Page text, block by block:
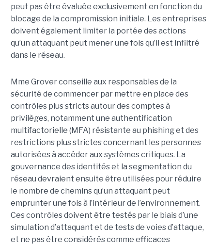
peut pas être évaluée exclusivement en fonction du
blocage de la compromission initiale. Les entreprises
doivent également limiter la portée des actions
qu’un attaquant peut mener une fois qu’il est infiltré
dans le réseau.
Mme Grover conseille aux responsables de la
sécurité de commencer par mettre en place des
contrôles plus stricts autour des comptes à
privilèges, notamment une authentification
multifactorielle (MFA) résistante au phishing et des
restrictions plus strictes concernant les personnes
autorisées à accéder aux systèmes critiques. La
gouvernance des identités et la segmentation du
réseau devraient ensuite être utilisées pour réduire
le nombre de chemins qu’un attaquant peut
emprunter une fois à l’intérieur de l’environnement.
Ces contrôles doivent être testés par le biais d’une
simulation d’attaquant et de tests de voies d’attaque,
et ne pas être considérés comme efficaces